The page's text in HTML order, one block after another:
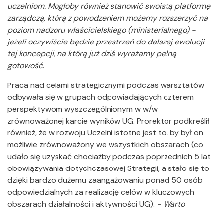
uczelniom. Mogłoby również stanowić swoistą platformę
zarządczą, którą z powodzeniem możemy rozszerzyć na
poziom nadzoru właścicielskiego (ministerialnego) -
jeżeli oczywiście będzie przestrzeń do dalszej ewolucji
tej koncepcji, na którą już dziś wyrażamy pełną
gotowość.
Praca nad celami strategicznymi podczas warsztatów
odbywała się w grupach odpowiadających czterem
perspektywom wyszczególnionym w w/w
zrównoważonej karcie wyników UG. Prorektor podkreślił
również, że w rozwoju Uczelni istotne jest to, by był on
możliwie zrównoważony we wszystkich obszarach (co
udało się uzyskać chociażby podczas poprzednich 5 lat
obowiązywania dotychczasowej Strategii, a stało się to
dzięki bardzo dużemu zaangażowaniu ponad 50 osób
odpowiedzialnych za realizację celów w kluczowych
obszarach działalności i aktywności UG). - Warto